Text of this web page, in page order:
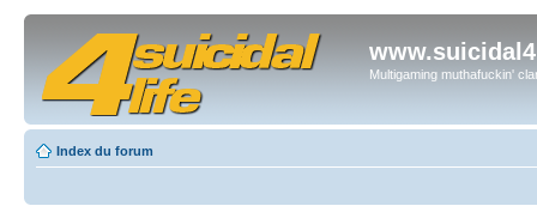
Multigaming muthafuckin'
Index du forum